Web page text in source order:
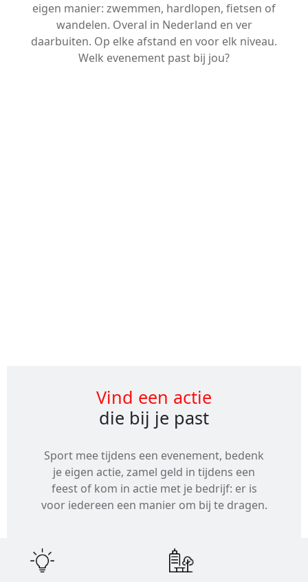
eigen manier: zwemmen, hardlopen, fietsen of
wandelen. Overal in Nederland en ver
daarbuiten. Op elke afstand en voor elk niveau.
Welk evenement past bij jou?
Vind een actie
die bij je past
Sport mee tijdens een evenement, bedenk
je eigen actie, zamel geld in tijdens een
feest of kom in actie met je bedrijf: er is
voor iedereen een manier om bij te dragen.